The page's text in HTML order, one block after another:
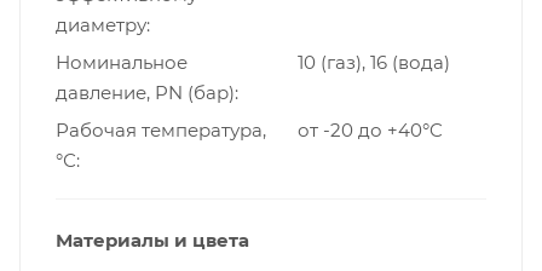
диаметру
Номинальное
давление, PN (бар)
10 (газ), 16 (вода)
Рабочая температура,
°С
от -20 до +40°C
Материалы и цвета